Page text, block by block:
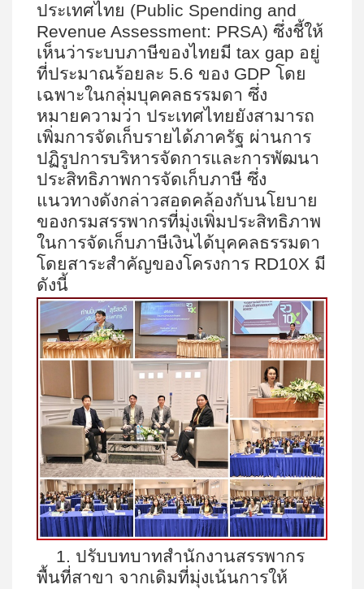
ประเทศไทย (Public Spending and
Revenue Assessment: PRSA) ซึ่งชี้ให้
เห็นว่าระบบภาษีของไทยมี tax gap อยู่
ที่ประมาณร้อยละ 5.6 ของ GDP โดย
เฉพาะในกลุ่มบุคคลธรรมดา ซึ่ง
หมายความว่า ประเทศไทยยังสามารถ
เพิ่มการจัดเก็บรายได้ภาครัฐ ผ่านการ
ปฏิรูปการบริหารจัดการและการพัฒนา
ประสิทธิภาพการจัดเก็บภาษี ซึ่ง
แนวทางดังกล่าวสอดคล้องกับนโยบาย
ของกรมสรรพากรที่มุ่งเพิ่มประสิทธิภาพ
ในการจัดเก็บภาษีเงินได้บุคคลธรรมดา
โดยสาระสำคัญของโครงการ RD10X มี
ดังนี้
1. ปรับบทบาทสำนักงานสรรพากร
พื้นที่สาขา จากเดิมที่มุ่งเน้นการให้